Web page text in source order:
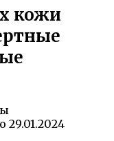
кожи
29.01.2024